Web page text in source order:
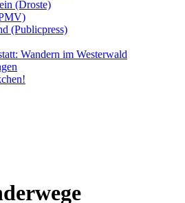
(Droste)
(Publicpress)
Wandern im Westerwald